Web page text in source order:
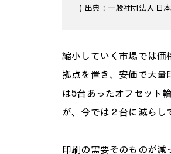
（出典：一般社団法人 日
縮小していく市場では価
拠点を置き、安価で大
は5台あったオフセット
が、今では２台に減らし
印刷の需要そのものが